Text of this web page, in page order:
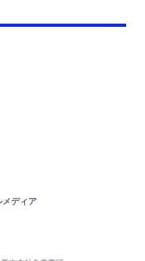
ディア